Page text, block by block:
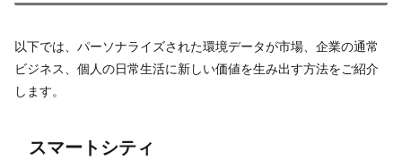
以下では、パーソナライズされた環境データが市場、企業の通常
ビジネス、個人の日常生活に新しい価値を生み出す方法をご紹介
します。
スマートシティ